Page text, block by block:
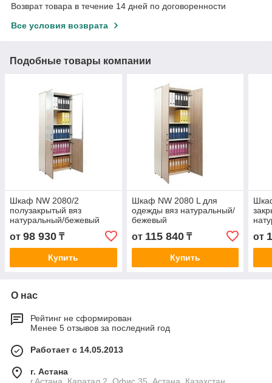
Возврат товара в течение 14 дней по договоренности
Все условия возврата
Подобные товары компании
Шкаф NW 2080/2
полузакрытый вяз
натуральный/бежевый
от 98 930 ₸
Купить
Шкаф NW 2080 L для
одежды вяз натуральный/
бежевый
от 115 840₸
Купить
от
О нас
Рейтинг не сформирован
Менее 5 отзывов за последний год
Работает с 14.05.2013
г. Астана